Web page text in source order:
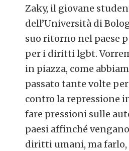
Zaky, il giovane
dell’Università di
suo ritorno nel paese
per i diritti lgbt.
in piazza, come
passato tante volte
contro la repressione
fare pressioni sulle
paesi affinché
diritti umani, ma farlo,